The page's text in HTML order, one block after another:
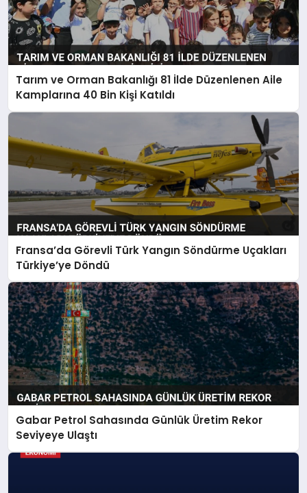
Tarım ve Orman Bakanlığı 81 İlde Düzenlenen Aile
Kamplarına 40 Bin Kişi Katıldı
Fransa’da Görevli Türk Yangın Söndürme Uçakları
Türkiye’ye Döndü
Gabar Petrol Sahasında Günlük Üretim Rekor
Seviyeye Ulaştı